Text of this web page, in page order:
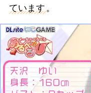
ています 。